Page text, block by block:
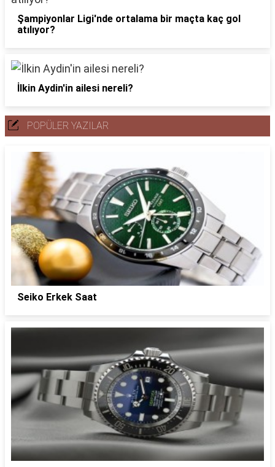
Şampiyonlar Ligi'nde ortalama bir maçta kaç gol
atılıyor?
İlkin Aydin'in ailesi nereli?
POPÜLER YAZILAR
Seiko Erkek Saat